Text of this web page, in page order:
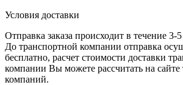
Условия доставки
Отправка заказа происходит в течение 3-
До транспортной компании отправка
бесплатно, расчет стоимости доставки
компании Вы можете рассчитать на
компаний.